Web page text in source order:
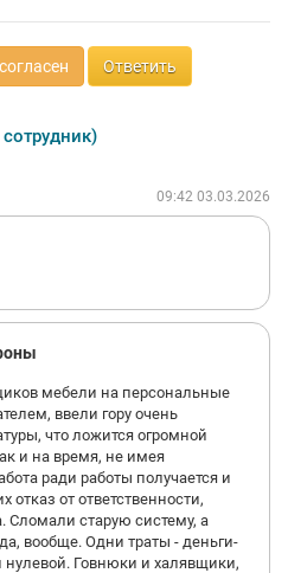
Ответить
09:42 03.03.2026
мебели на персональные
ввели гору очень
что ложится огромной
и на время, не имея
ради работы получается и
от ответственности,
Сломали старую систему, а
вообще. Одни траты - деньги-
Говнюки и халявщики,